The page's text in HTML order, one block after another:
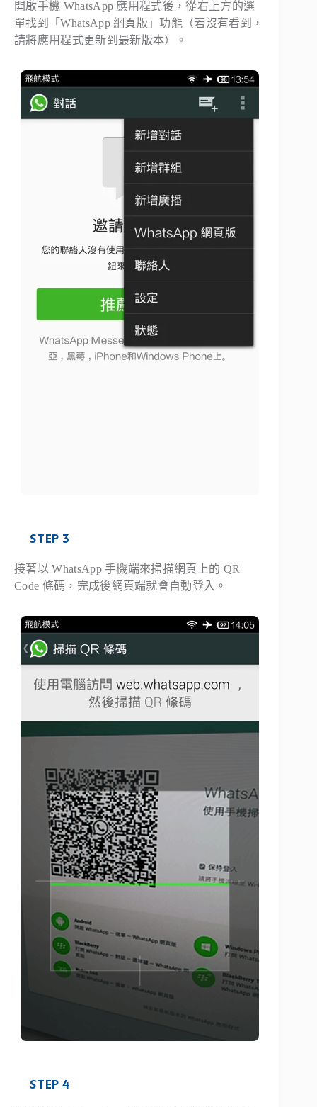
開啟手機 WhatsApp 應用程式後，從右上方的選
單找到「WhatsApp 網頁版」功能（若沒有看到，
請將應用程式更新到最新版本）。
STEP 3
接著以 WhatsApp 手機端來掃描網頁上的 QR
Code 條碼，完成後網頁端就會自動登入。
STEP 4